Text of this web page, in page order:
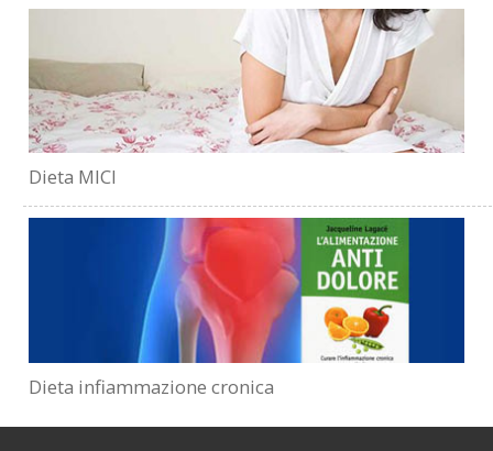
Dieta MICI
Dieta infiammazione cronica